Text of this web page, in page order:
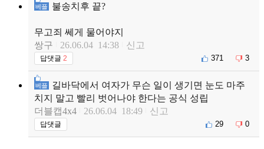
베플 불송치후 끝?
무고죄 쎄게 물어야지
쌍구
26.06.04 14:38 신고
답댓글 2 371 3
베플
길바닥에서 여자가 무슨 일이 생기면 눈도 마주
치지 말고 빨리 벗어나야 한다는 공식 성립
더블캡4x4
26.06.04 18:49 신고
답댓글 29 0